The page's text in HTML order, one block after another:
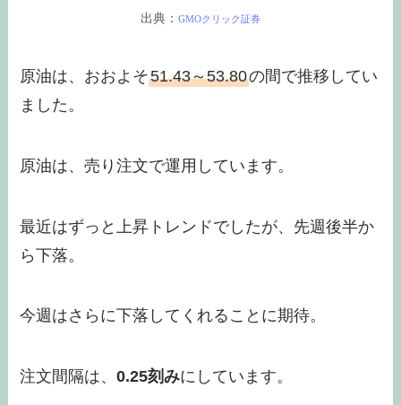
出典： GMOクリック証券
原油は、おおよそ51.43～53.80の間で推移してい
ました。
原油は、売り注文で運用しています。
最近はずっと上昇トレンドでしたが、先週後半か
ら下落。
今週はさらに下落してくれることに期待。
注文間隔は、0.25刻みにしています。